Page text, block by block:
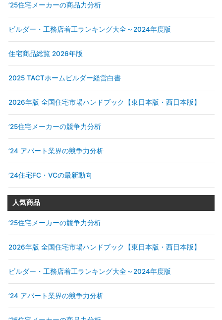
’25住宅メーカーの商品力分析
ビルダー・工務店着工ランキング大全～2024年度版
住宅商品総覧 2026年版
2025 TACTホームビルダー経営白書
2026年版 全国住宅市場ハンドブック【東日本版・西日本版】
’25住宅メーカーの競争力分析
’24 アパート業界の競争力分析
’24住宅FC・VCの最新動向
人気商品
’25住宅メーカーの競争力分析
2026年版 全国住宅市場ハンドブック【東日本版・西日本版】
ビルダー・工務店着工ランキング大全～2024年度版
’24 アパート業界の競争力分析